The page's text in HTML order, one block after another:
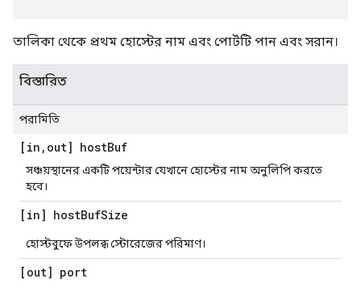
তালিকা থেকে প্রথম হোস্টের নাম এবং পোর্টটি পান এবং সরান।
বিস্তারিত
পরামিতি
[in , out] hostBuf
সঞ্চয়স্থানের একটি পয়েন্টার যেখানে হোস্টের নাম অনুলিপি করতে
হবে।
[in] hostBufSize
হোস্টবুফে উপলব্ধ স্টোরেজের পরিমাণ।
[out] port